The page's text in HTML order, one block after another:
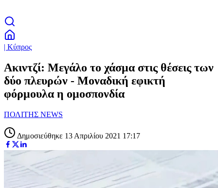
| Κύπρος
Ακιντζί: Μεγάλο το χάσμα στις θέσεις των
δύο πλευρών - Μοναδική εφικτή
φόρμουλα η ομοσπονδία
ΠΟΛΙΤΗΣ NEWS
Δημοσιεύθηκε 13 Απριλίου 2021 17:17